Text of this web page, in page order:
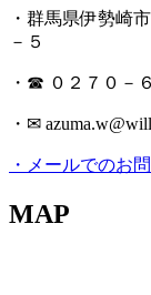
・群馬県伊勢崎
－５
・☎ ０２７０－
・✉
・メールでのお
MAP